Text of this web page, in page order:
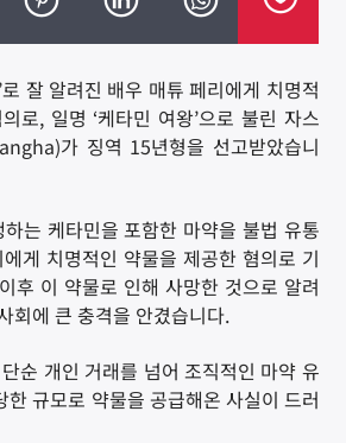
Radio.co
로 잘 알려진 배우 매튜 페리에게 치명적
로, 일명 ‘케타민 여왕’으로 불린 자스
가 징역 15년형을 선고받았습니
는 케타민을 포함한 마약을 불법 유통
게 치명적인 약물을 제공한 혐의로 기
후 이 약물로 인해 사망한 것으로 알려
회에 큰 충격을 안겼습니다.
순 개인 거래를 넘어 조직적인 마약 유
한 규모로 약물을 공급해온 사실이 드러